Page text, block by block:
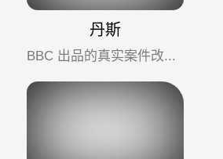
丹斯